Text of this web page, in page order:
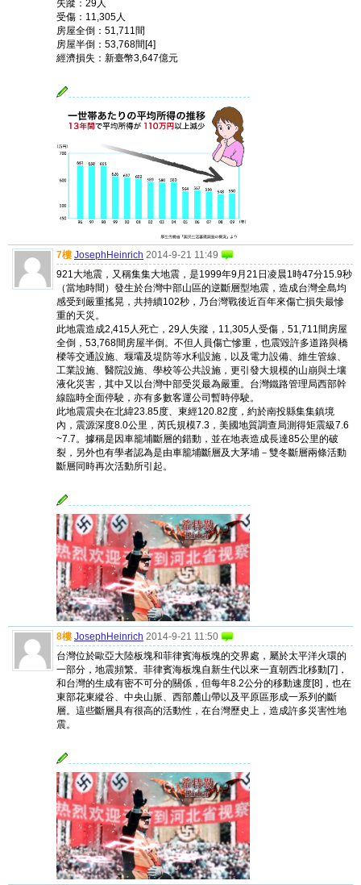
失蹤：29人
受傷：11,305人
房屋全倒：51,711間
房屋半倒：53,768間[4]
經濟損失：新臺幣3,647億元
7樓 JosephHeinrich 2014-9-21 11:49
921大地震，又稱集集大地震，是1999年9月21日凌晨1時47分15.9秒
（當地時間）發生於台灣中部山區的逆斷層型地震，造成台灣全島均
感受到嚴重搖晃，共持續102秒，乃台灣戰後近百年來傷亡損失最慘
重的天災。
此地震造成2,415人死亡，29人失蹤，11,305人受傷，51,711間房屋
全倒，53,768間房屋半倒。不但人員傷亡慘重，也震毀許多道路與橋
樑等交通設施、堰壩及堤防等水利設施，以及電力設備、維生管線、
工業設施、醫院設施、學校等公共設施，更引發大規模的山崩與土壤
液化災害，其中又以台灣中部受災最為嚴重。台灣鐵路管理局西部幹
線臨時全面停駛，亦有多數客運公司暫時停駛。
此地震震央在北緯23.85度、東經120.82度，約於南投縣集集鎮境
內，震源深度8.0公里，芮氏規模7.3，美國地質調查局測得矩震級7.6
~7.7。據稱是因車籠埔斷層的錯動，並在地表造成長達85公里的破
裂，另外也有學者認為是由車籠埔斷層及大茅埔－雙冬斷層兩條活動
斷層同時再次活動所引起。
8樓 JosephHeinrich 2014-9-21 11:50
台灣位於歐亞大陸板塊和菲律賓海板塊的交界處，屬於太平洋火環的
一部分，地震頻繁。菲律賓海板塊自新生代以來一直朝西北移動[7]，
和台灣的生成有密不可分的關係，但每年8.2公分的移動速度[8]，也在
東部花東縱谷、中央山脈、西部麓山帶以及平原區形成一系列的斷
層。這些斷層具有很高的活動性，在台灣歷史上，造成許多災害性地
震。